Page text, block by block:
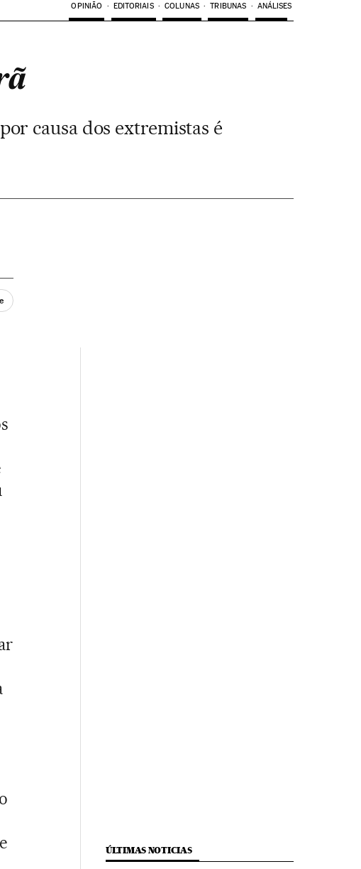
OPINIÃO EDITORIAIS COLUNAS TRIBUNAS ANÁLISES
causa dos extremistas é
ÚLTIMAS NOTICIAS